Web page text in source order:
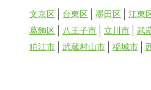
文京区 台東区 墨田区 江東
葛飾区
八王子市 立川市 武
狛江市
武蔵村山市 稲城市